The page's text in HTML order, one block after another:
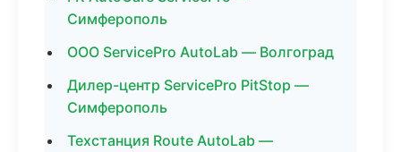
Симферополь
ООО ServicePro AutoLab — Волгоград
Дилер-центр ServicePro PitStop —
Симферополь
Техстанция Route AutoLab —